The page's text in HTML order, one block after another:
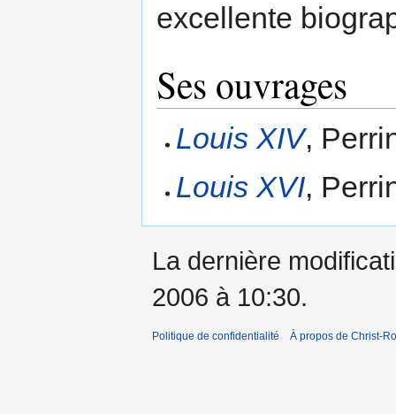
excellente
Ses ouvrages
Louis XIV,
Louis XVI,
La dernière
2006 à 10:30.
Politique de confidentialité À propos de Christ-